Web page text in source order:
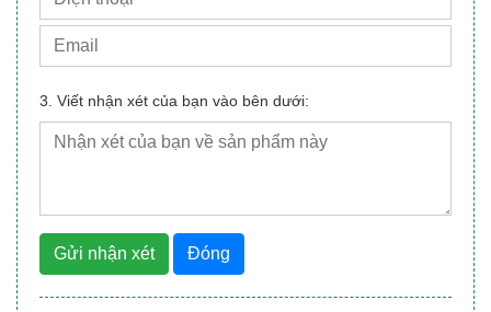
3. Viết nhận xét của bạn vào bên dưới:
Gửi nhận xét Đóng